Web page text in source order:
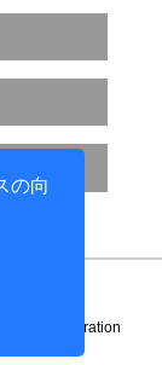
の向
Corporation